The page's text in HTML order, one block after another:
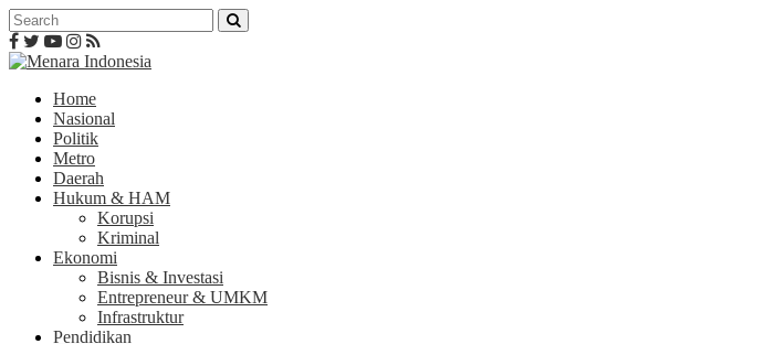
Home
Nasional
Politik
Metro
Daerah
Hukum & HAM
Korupsi
Kriminal
Ekonomi
Bisnis & Investasi
Entrepreneur & UMKM
Infrastruktur
Pendidikan